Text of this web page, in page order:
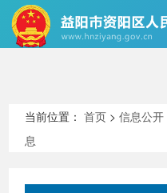
当前位置：首页 >信息公开
息